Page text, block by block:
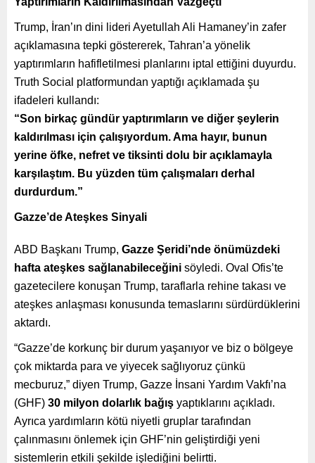
Trump, İran’ın dini lideri Ayetullah Ali Hamaney’in zafer
açıklamasına tepki göstererek, Tahran’a yönelik
yaptırımların hafifletilmesi planlarını iptal ettiğini duyurdu.
Truth Social platformundan yaptığı açıklamada şu
ifadeleri kullandı:
“Son birkaç gündür yaptırımların ve diğer şeylerin
kaldırılması için çalışıyordum. Ama hayır, bunun
yerine öfke, nefret ve tiksinti dolu bir açıklamayla
karşılaştım. Bu yüzden tüm çalışmaları derhal
durdurdum.”
Gazze’de Ateşkes Sinyali
ABD Başkanı Trump, Gazze Şeridi’nde önümüzdeki
hafta ateşkes sağlanabileceğini söyledi. Oval Ofis’te
gazetecilere konuşan Trump, taraflarla rehine takası ve
ateşkes anlaşması konusunda temaslarını sürdürdüklerini
aktardı.
“Gazze’de korkunç bir durum yaşanıyor ve biz o bölgeye
çok miktarda para ve yiyecek sağlıyoruz çünkü
mecburuz,” diyen Trump, Gazze İnsani Yardım Vakfı’na
(GHF) 30 milyon dolarlık bağış yaptıklarını açıkladı.
Ayrıca yardımların kötü niyetli gruplar tarafından
çalınmasını önlemek için GHF’nin geliştirdiği yeni
sistemlerin etkili şekilde işlediğini belirtti.